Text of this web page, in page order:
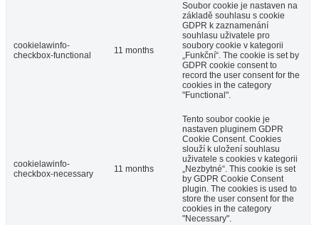
cookielawinfo-
checkbox-functional
11 months
Soubor cookie je nastaven na
základě souhlasu s cookie
GDPR k zaznamenání
souhlasu uživatele pro
soubory cookie v kategorii
„Funkční“. The cookie is set by
GDPR cookie consent to
record the user consent for the
cookies in the category
"Functional".
cookielawinfo-
checkbox-necessary
11 months
Tento soubor cookie je
nastaven pluginem GDPR
Cookie Consent. Cookies
slouží k uložení souhlasu
uživatele s cookies v kategorii
„Nezbytné“. This cookie is set
by GDPR Cookie Consent
plugin. The cookies is used to
store the user consent for the
cookies in the category
"Necessary".